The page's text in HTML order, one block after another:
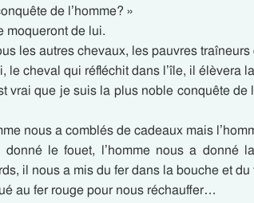
de l’homme? »
moqueront de lui.
les autres chevaux, les pauvres
le cheval qui réfléchit dans l’île, il élèvera
vrai que je suis la plus noble conquête
nous a comblés de cadeaux mais
donné le fouet, l’homme nous a donné
il nous a mis du fer dans la bouche et
au fer rouge pour nous réchauffer…